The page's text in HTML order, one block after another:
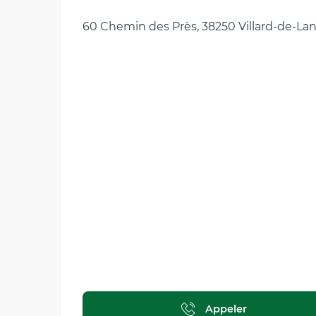
60 Chemin des Près, 38250 Villard-de-
Appeler